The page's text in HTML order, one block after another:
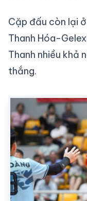
Cặp đấu còn lại
Thanh Hóa-
Thanh nhiều khả
thắng.